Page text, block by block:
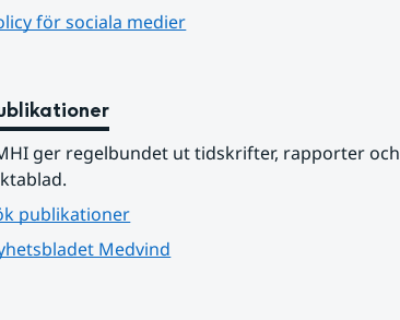
för sociala medier
ger regelbundet ut tidskrifter, rapporter och
publikationer
Medvind